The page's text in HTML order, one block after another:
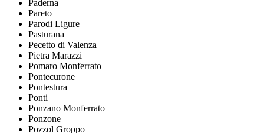
Paderna
Pareto
Parodi Ligure
Pasturana
Pecetto di Valenza
Pietra Marazzi
Pomaro Monferrato
Pontecurone
Pontestura
Ponti
Ponzano Monferrato
Ponzone
Pozzol Groppo